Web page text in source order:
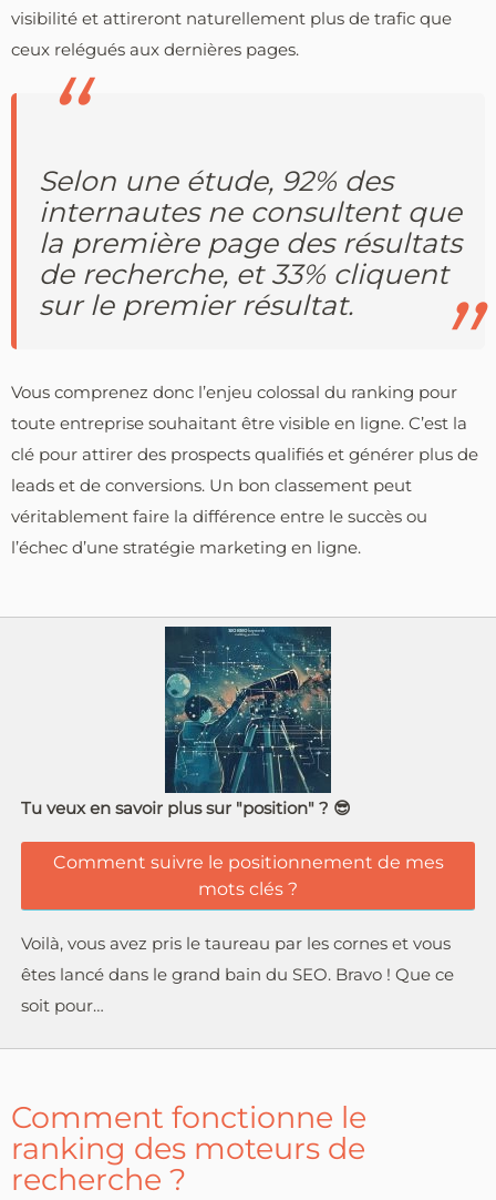
visibilité et attireront naturellement plus de trafic que
ceux relégués aux dernières pages.
Selon une étude, 92% des
internautes ne consultent que
la première page des résultats
de recherche, et 33% cliquent
sur le premier résultat.
Vous comprenez donc l’enjeu colossal du ranking pour
toute entreprise souhaitant être visible en ligne. C’est la
clé pour attirer des prospects qualifiés et générer plus de
leads et de conversions. Un bon classement peut
véritablement faire la différence entre le succès ou
l’échec d’une stratégie marketing en ligne.
Tu veux en savoir plus sur "position" ? 😎
Comment suivre le positionnement de mes
mots clés ?
Voilà, vous avez pris le taureau par les cornes et vous
êtes lancé dans le grand bain du SEO. Bravo ! Que ce
soit pour…
Comment fonctionne le
ranking des moteurs de
recherche ?